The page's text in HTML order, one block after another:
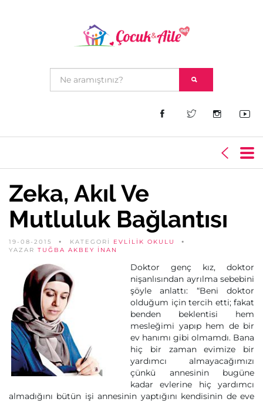
Zeka, Akıl Ve
Mutluluk Bağlantısı
19-08-2015 KATEGORİ EVLILIK OKULU
YAZAR TUĞBA AKBEY İNAN
Doktor genç kız, doktor
nişanlısından ayrılma sebebini
şöyle anlattı: “Beni doktor
olduğum için tercih etti; fakat
benden beklentisi hem
mesleğimi yapıp hem de bir
ev hanımı gibi olmamdı. Bana
hiç bir zaman evimize bir
yardımcı almayacağımızı
çünkü annesinin bugüne
kadar evlerine hiç yardımcı
almadığını bütün işi annesinin yaptığını kendisinin de eve